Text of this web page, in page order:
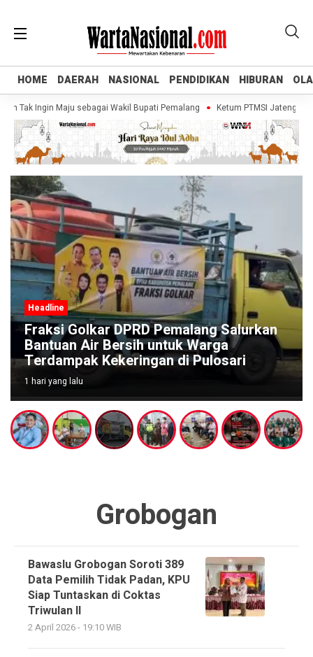
HOME DAERAH NASIONAL PENDIDIKAN HIBURAN
HOME DAERAH NASIONAL PENDIDIKAN HIBURAN
Tak Ingin Maju sebagai Wakil Bupati Pemalang Ketum PTMSI Jateng
Pemalang Salurkan
untuk Warga
di Pulosari
Headline
Kejari Pemalang
Bank BUMN,
Pelunasan KUR
Juta
Grobogan
Bawaslu Grobogan Soroti 389
Data Pemilih Tidak Padan, KPU
Siap Tuntaskan di Coktas
Triwulan II
2 April 2026 - 19:10 WIB